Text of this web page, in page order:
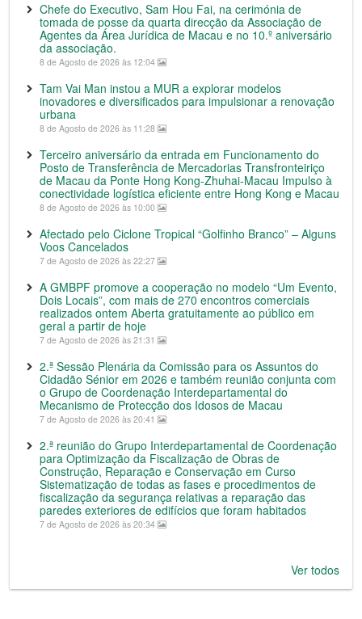
Chefe do Executivo, Sam Hou Fai, na cerimónia de
tomada de posse da quarta direcção da Associação de
Agentes da Área Jurídica de Macau e no 10.º aniversário
da associação.
8 de Agosto de 2026 às 12:04
Tam Vai Man instou a MUR a explorar modelos
inovadores e diversificados para impulsionar a renovação
urbana
8 de Agosto de 2026 às 11:28
Terceiro aniversário da entrada em Funcionamento do
Posto de Transferência de Mercadorias Transfronteiriço
de Macau da Ponte Hong Kong-Zhuhai-Macau Impulso à
conectividade logística eficiente entre Hong Kong e Macau
8 de Agosto de 2026 às 10:00
Afectado pelo Ciclone Tropical “Golfinho Branco” – Alguns
Voos Cancelados
7 de Agosto de 2026 às 22:27
A GMBPF promove a cooperação no modelo “Um Evento,
Dois Locais”, com mais de 270 encontros comerciais
realizados ontem Aberta gratuitamente ao público em
geral a partir de hoje
7 de Agosto de 2026 às 21:31
2.ª Sessão Plenária da Comissão para os Assuntos do
Cidadão Sénior em 2026 e também reunião conjunta com
o Grupo de Coordenação Interdepartamental do
Mecanismo de Protecção dos Idosos de Macau
7 de Agosto de 2026 às 20:41
2.ª reunião do Grupo Interdepartamental de Coordenação
para Optimização da Fiscalização de Obras de
Construção, Reparação e Conservação em Curso
Sistematização de todas as fases e procedimentos de
fiscalização da segurança relativas a reparação das
paredes exteriores de edifícios que foram habitados
7 de Agosto de 2026 às 20:34
Ver todos